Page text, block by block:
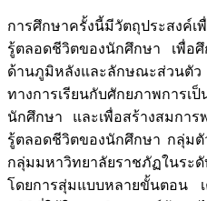
การศึกษาครั้งนี้มีวัตถุประสงค์เ
รู้ตลอดชีวิตของนักศึกษา เพื่อ
ด้านภูมิหลังและลักษณะส่ว
ทางการเรียนกับศักยภาพการเ
นักศึกษา และเพื่อสร้างสมการ
รู้ตลอดชีวิตของนักศึกษา กลุ่ม
กลุ่มมหาวิทยาลัยราชภัฏในร
โดยการสุ่มแบบหลายขั้นตอน